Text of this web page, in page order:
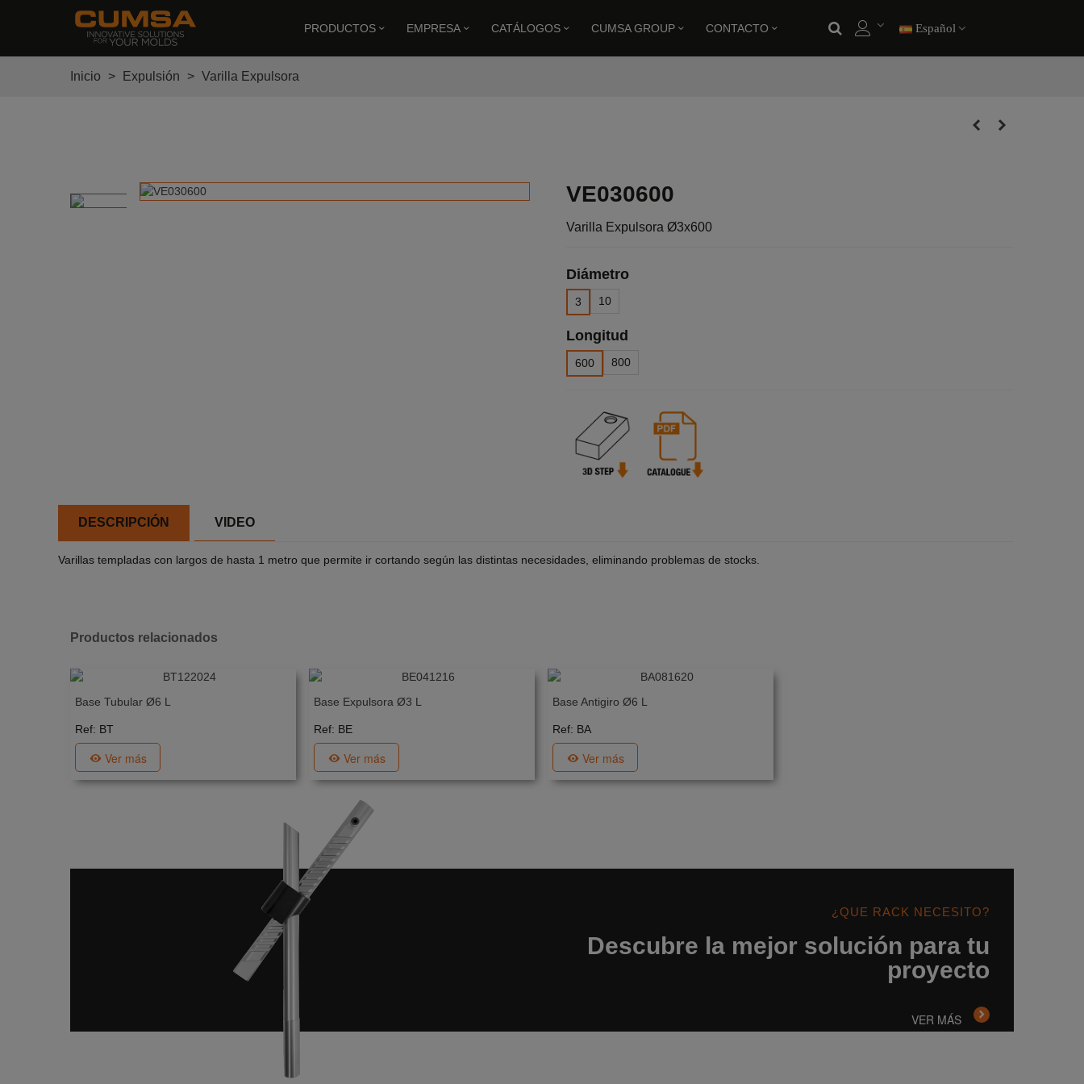
PRODUCTOS EMPRESA CATÁLOGOS CUMSA GROUP CONTACTO Español
Inicio > Expulsión > Varilla Expulsora
VE030600
Varilla Expulsora Ø3x600
Diámetro
3 10
Longitud
600 800
DESCRIPCIÓN VIDEO
Varillas templadas con largos de hasta 1 metro que permite ir cortando según las distintas necesidades, eliminando problemas de stocks.
Productos relacionados
Base Tubular Ø6 L
Ref: BT
Ver más
Base Expulsora Ø3 L
Ref: BE
Ver más
Base Antigiro Ø6 L
Ref: BA
Ver más
¿QUE RACK NECESITO?
Descubre la mejor solución para tu
proyecto
VER MÁS